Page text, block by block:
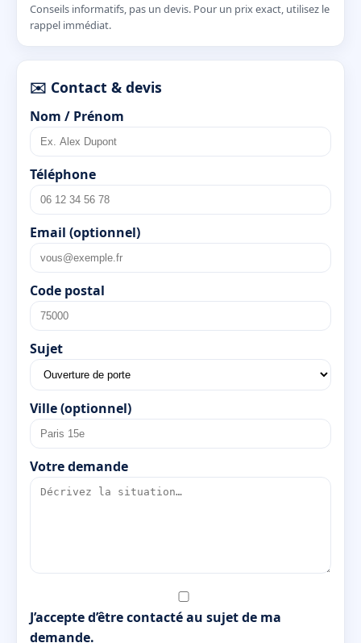
Conseils informatifs, pas un devis. Pour un prix exact, utilisez le
rappel immédiat.
✉️ Contact & devis
Nom / Prénom
Téléphone
Email (optionnel)
Code postal
Sujet
Ville (optionnel)
Votre demande
J’accepte d’être contacté au sujet de ma
demande.